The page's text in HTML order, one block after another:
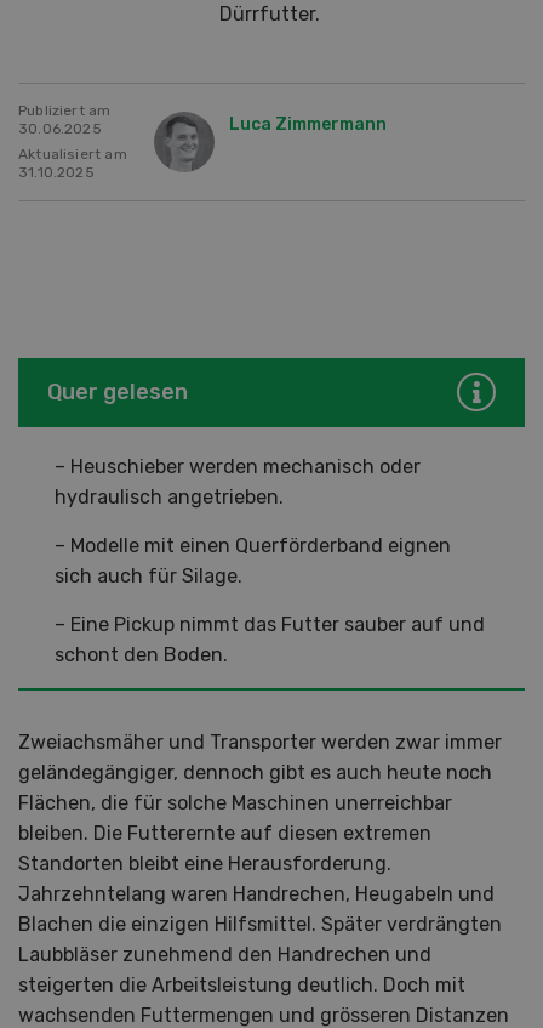
Dürrfutter.
Publiziert am
30.06.2025
Aktualisiert am
31.10.2025
Luca Zimmermann
Quer gelesen
– Heuschieber werden mechanisch oder
hydraulisch angetrieben.
– Modelle mit einen Querförderband eignen
sich auch für Silage.
– Eine Pickup nimmt das Futter sauber auf und
schont den Boden.
Zweiachsmäher und Transporter werden zwar immer
geländegängiger, dennoch gibt es auch heute noch
Flächen, die für solche Maschinen unerreichbar
bleiben. Die Futterernte auf diesen extremen
Standorten bleibt eine Herausforderung.
Jahrzehntelang waren Handrechen, Heugabeln und
Blachen die einzigen Hilfsmittel. Später verdrängten
Laubbläser zunehmend den Handrechen und
steigerten die Arbeitsleistung deutlich. Doch mit
wachsenden Futtermengen und grösseren Distanzen